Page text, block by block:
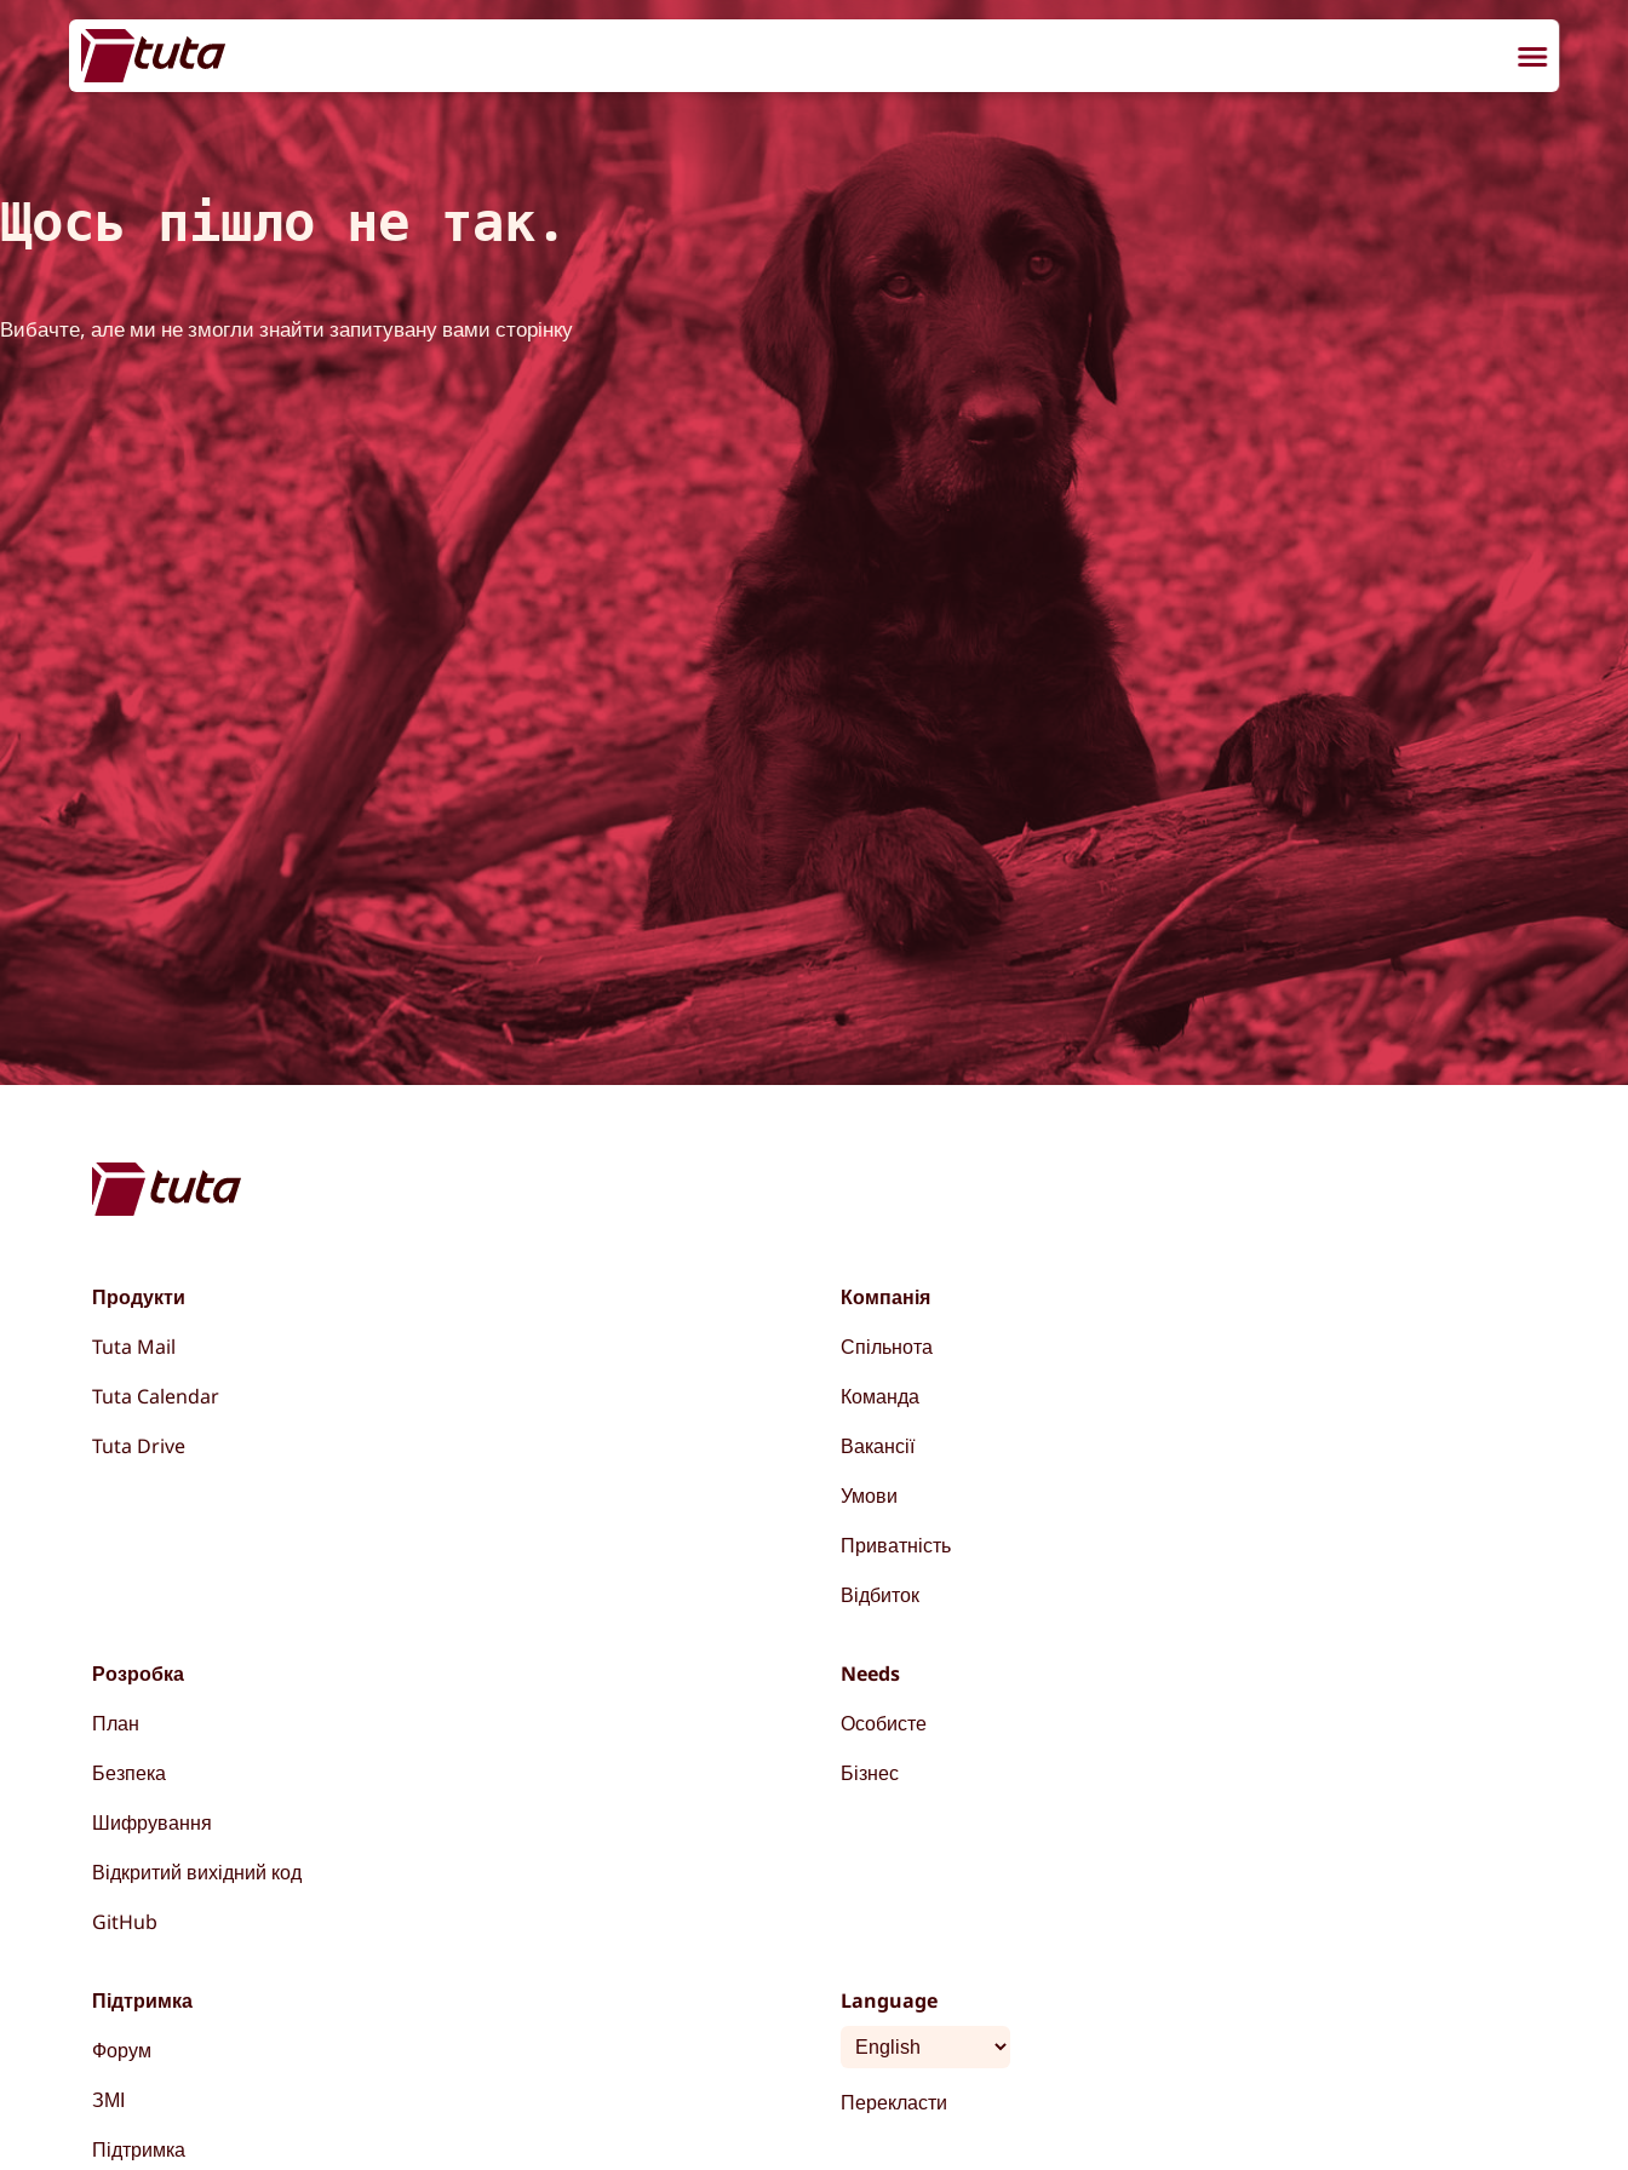
Щось пішло не так.
Вибачте, але ми не змогли знайти запитувану вами сторінку
Продукти
Tuta Mail
Tuta Calendar
Tuta Drive
Компанія
Спільнота
Команда
Вакансії
Умови
Приватність
Відбиток
Розробка
План
Безпека
Шифрування
Відкритий вихідний код
GitHub
Needs
Особисте
Бізнес
Підтримка
Форум
ЗМІ
Підтримка
Language
Перекласти